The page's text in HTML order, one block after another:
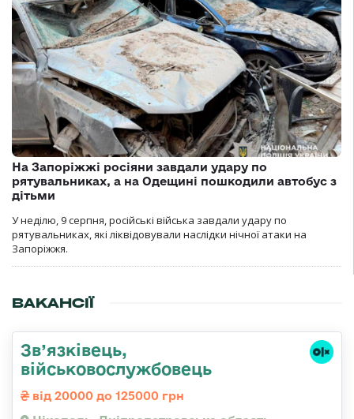
На Запоріжжі росіяни завдали удару по
рятувальниках, а на Одещині пошкодили автобус з
дітьми
У неділю, 9 серпня, російські війська завдали удару по
рятувальниках, які ліквідовували наслідки нічної атаки на
Запоріжжя.
ВАКАНСІЇ
Зв’язківець,
військовослужбовець
від 20000 до 125000 грн